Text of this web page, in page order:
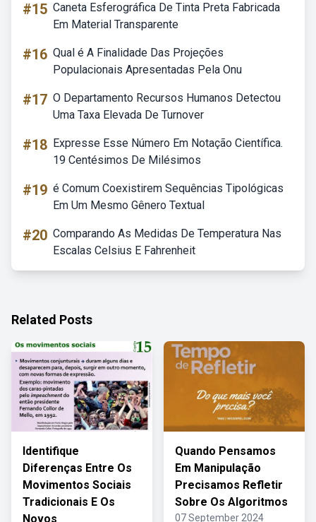
#15 Caneta Esferográfica De Tinta Preta Fabricada
Em Material Transparente
#16 Qual é A Finalidade Das Projeções
Populacionais Apresentadas Pela Onu
#17 O Departamento Recursos Humanos Detectou
Uma Taxa Elevada De Turnover
#18 Expresse Esse Número Em Notação Científica.
19 Centésimos De Milésimos
#19 é Comum Coexistirem Sequências Tipológicas
Em Um Mesmo Gênero Textual
#20 Comparando As Medidas De Temperatura Nas
Escalas Celsius E Fahrenheit
Related Posts
Identifique
Diferenças Entre Os
Movimentos Sociais
Tradicionais E Os
Novos
Quando Pensamos
Em Manipulação
Precisamos Refletir
Sobre Os Algoritmos
07 September 2024